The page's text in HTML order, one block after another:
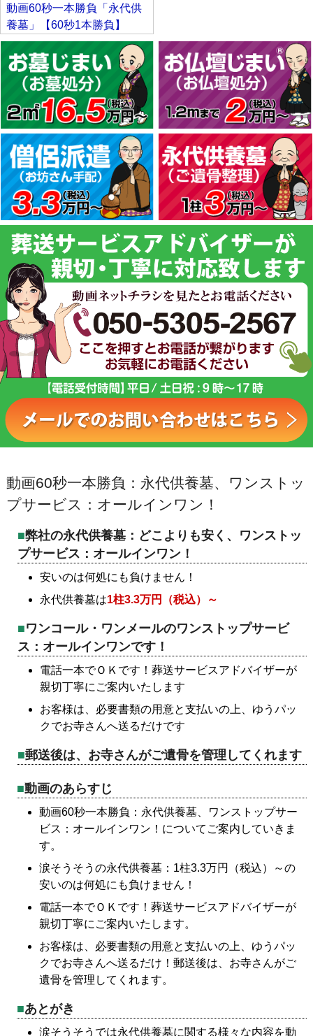
動画60秒一本勝負「永代供
養墓」【60秒1本勝負】
動画60秒一本勝負：永代供養墓、ワンストッ
プサービス：オールインワン！
弊社の永代供養墓：どこよりも安く、ワンストッ
プサービス：オールインワン！
安いのは何処にも負けません！
永代供養墓は1柱3.3万円（税込）～
ワンコール・ワンメールのワンストップサービ
ス：オールインワンです！
電話一本でＯＫです！葬送サービスアドバイザーが
親切丁寧にご案内いたします
お客様は、必要書類の用意と支払いの上、ゆうパッ
クでお寺さんへ送るだけです
郵送後は、お寺さんがご遺骨を管理してくれます
動画のあらすじ
動画60秒一本勝負：永代供養墓、ワンストップサー
ビス：オールインワン！についてご案内していきま
す。
涙そうそうの永代供養墓：1柱3.3万円（税込）～の
安いのは何処にも負けません！
電話一本でＯＫです！葬送サービスアドバイザーが
親切丁寧にご案内いたします。
お客様は、必要書類の用意と支払いの上、ゆうパッ
クでお寺さんへ送るだけ！郵送後は、お寺さんがご
遺骨を管理してくれます。
あとがき
涙そうそうでは永代供養墓に関する様々な内容を動